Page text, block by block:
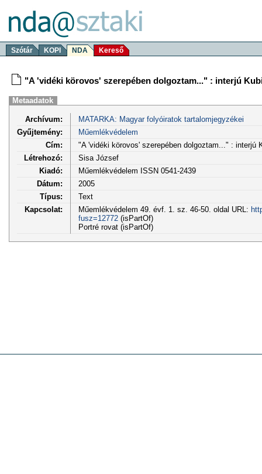
Szótár KOPI NDA Kereső
"A 'vidéki körovos' szerepében dolgoztam..." : interjú
Metaadatok
Archívum:
MATARKA: Magyar folyóiratok tartalomjegyzékei
Gyűjtemény:
Műemlékvédelem
Cím:
"A 'vidéki körovos' szerepében dolgoztam..." : interjú
Létrehozó:
Sisa József
Kiadó:
Műemlékvédelem ISSN 0541-2439
Dátum:
2005
Típus:
Text
Kapcsolat:
Műemlékvédelem 49. évf. 1. sz. 46-50. oldal URL:
fusz=12772(isPartOf)
Portré rovat (isPartOf)